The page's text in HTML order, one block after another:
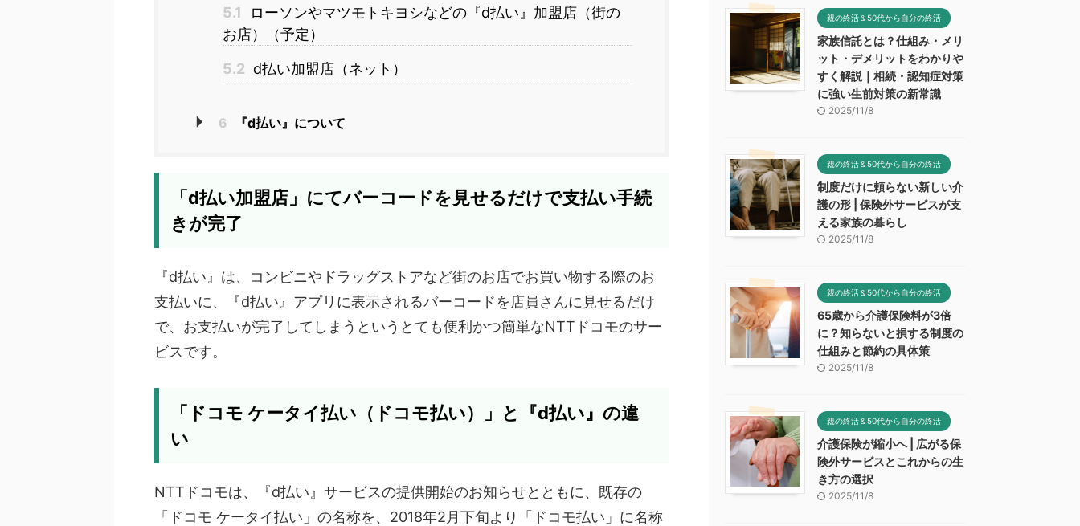
5.1
ローソンやマツモトキヨシなどの『d払い』加盟店（街の
お店）（予定）
5.2 d払い加盟店（ネット）
6 『d払い』について
「d払い加盟店」にてバーコードを見せるだけで支払い手続
きが完了
『d払い』は、コンビニやドラッグストアなど街のお店でお買い物する際のお
支払いに、『d払い』アプリに表示されるバーコードを店員さんに見せるだけ
で、お支払いが完了してしまうというとても便利かつ簡単なNTTドコモのサー
ビスです。
「ドコモ ケータイ払い（ドコモ払い）」と『d払い』の違
い
NTTドコモは、『d払い』サービスの提供開始のお知らせとともに、既存の
「ドコモ ケータイ払い」の名称を、2018年2月下旬より「ドコモ払い」に名称
親の終活＆50代から自分の終活
家族信託とは？仕組み・メリ
ット・デメリットをわかりや
すく解説｜相続・認知症対策
に強い生前対策の新常識
2025/11/8
親の終活＆50代から自分の終活
制度だけに頼らない新しい介
護の形 | 保険外サービスが支
える家族の暮らし
2025/11/8
親の終活＆50代から自分の終活
65歳から介護保険料が3倍
に？知らないと損する制度の
仕組みと節約の具体策
2025/11/8
親の終活＆50代から自分の終活
介護保険が縮小へ | 広がる保
険外サービスとこれからの生
き方の選択
2025/11/8